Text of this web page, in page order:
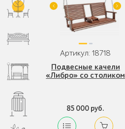
Артикул: 18718
Подвесные качели
«Либро» со столиком
85 000 руб.